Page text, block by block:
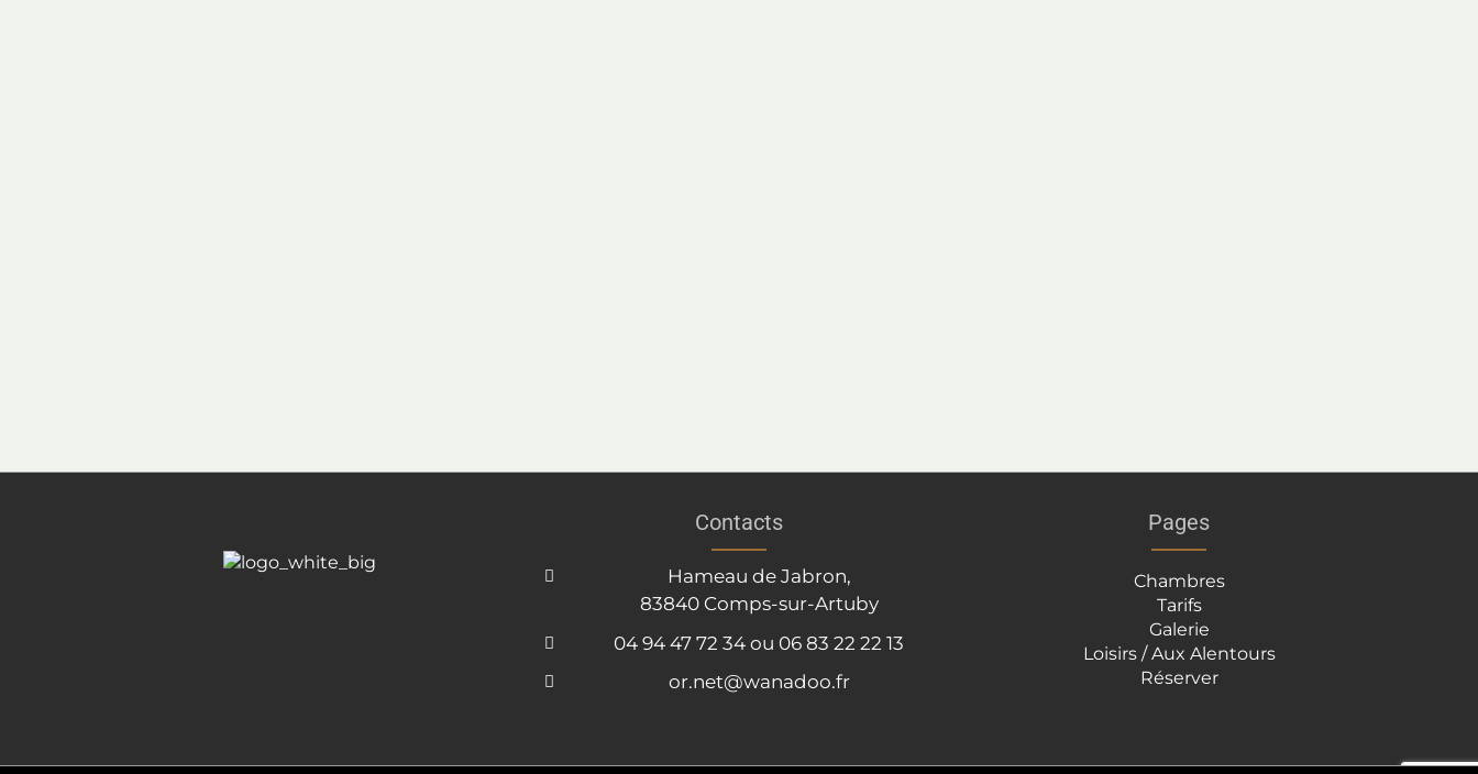
Contacts
Hameau de Jabron,
83840 Comps-sur-Artuby
04 94 47 72 34 ou 06 83 22 22 13
or.net@wanadoo.fr
Pages
Chambres
Tarifs
Galerie
Loisirs / Aux Alentours
Réserver